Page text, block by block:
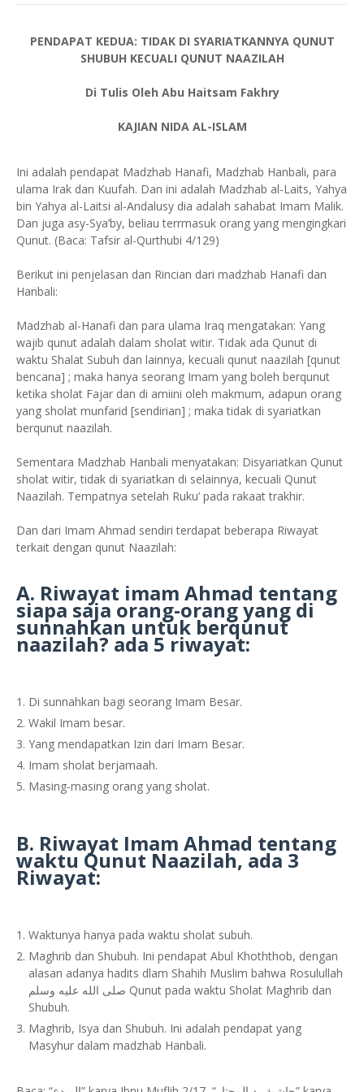
PENDAPAT KEDUA: TIDAK DI SYARIATKANNYA QUNUT
SHUBUH KECUALI QUNUT NAAZILAH
Di Tulis Oleh Abu Haitsam Fakhry
KAJIAN NIDA AL-ISLAM
Ini adalah pendapat Madzhab Hanafi, Madzhab Hanbali, para
ulama Irak dan Kuufah. Dan ini adalah Madzhab al-Laits, Yahya
bin Yahya al-Laitsi al-Andalusy dia adalah sahabat Imam Malik.
Dan juga asy-Sya’by, beliau terrmasuk orang yang mengingkari
Qunut. (Baca: Tafsir al-Qurthubi 4/129)
Berikut ini penjelasan dan Rincian dari madzhab Hanafi dan
Hanbali:
Madzhab al-Hanafi dan para ulama Iraq mengatakan: Yang
wajib qunut adalah dalam sholat witir. Tidak ada Qunut di
waktu Shalat Subuh dan lainnya, kecuali qunut naazilah [qunut
bencana] ; maka hanya seorang Imam yang boleh berqunut
ketika sholat Fajar dan di amiini oleh makmum, adapun orang
yang sholat munfarid [sendirian] ; maka tidak di syariatkan
berqunut naazilah.
Sementara Madzhab Hanbali menyatakan: Disyariatkan Qunut
sholat witir, tidak di syariatkan di selainnya, kecuali Qunut
Naazilah. Tempatnya setelah Ruku’ pada rakaat trakhir.
Dan dari Imam Ahmad sendiri terdapat beberapa Riwayat
terkait dengan qunut Naazilah:
A. Riwayat imam Ahmad tentang
siapa saja orang-orang yang di
sunnahkan untuk berqunut
naazilah? ada 5 riwayat:
Di sunnahkan bagi seorang Imam Besar.
Wakil Imam besar.
Yang mendapatkan Izin dari Imam Besar.
Imam sholat berjamaah.
Masing-masing orang yang sholat.
B. Riwayat Imam Ahmad tentang
waktu Qunut Naazilah, ada 3
Riwayat:
Waktunya hanya pada waktu sholat subuh.
Maghrib dan Shubuh. Ini pendapat Abul Khoththob, dengan
alasan adanya hadits dlam Shahih Muslim bahwa Rosulullah
صلى الله عليه وسلم Qunut pada waktu Sholat Maghrib dan
Shubuh.
Maghrib, Isya dan Shubuh. Ini adalah pendapat yang
Masyhur dalam madzhab Hanbali.